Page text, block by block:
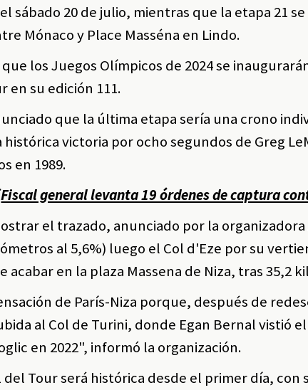
sábado 20 de julio, mientras que la etapa 21
Mónaco y Place Masséna en Lindo.
los Juegos Olímpicos de 2024 se
en su edición 111.
que la última etapa sería una crono
histórica victoria por ocho segundos de Greg
en 1989.
Fiscal general levanta 19 órdenes de captura
el trazado, anunciado por la organizadora
al 5,6%) luego el Col d'Eze por su
acabar en la plaza Massena de Niza, tras 35,2
de París-Niza porque, después de
al Col de Turini, donde Egan Bernal vistió
en 2022", informó la organización.
del Tour será histórica desde el primer día, con